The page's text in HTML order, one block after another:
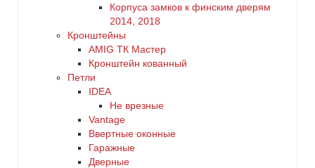
Корпуса замков к финским дверям
2014, 2018
Кронштейны
AMIG ТК Мастер
Кронштейн кованный
Петли
IDEA
Не врезные
Vantage
Ввертные оконные
Гаражные
Дверные